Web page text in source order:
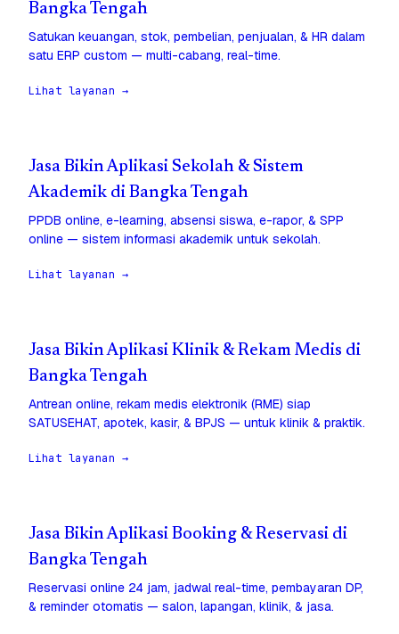
Bangka Tengah
Satukan keuangan, stok, pembelian, penjualan, & HR dalam
satu ERP custom — multi-cabang, real-time.
Lihat layanan →
Jasa Bikin Aplikasi Sekolah & Sistem
Akademik di Bangka Tengah
PPDB online, e-learning, absensi siswa, e-rapor, & SPP
online — sistem informasi akademik untuk sekolah.
Lihat layanan →
Jasa Bikin Aplikasi Klinik & Rekam Medis di
Bangka Tengah
Antrean online, rekam medis elektronik (RME) siap
SATUSEHAT, apotek, kasir, & BPJS — untuk klinik & praktik.
Lihat layanan →
Jasa Bikin Aplikasi Booking & Reservasi di
Bangka Tengah
Reservasi online 24 jam, jadwal real-time, pembayaran DP,
& reminder otomatis — salon, lapangan, klinik, & jasa.